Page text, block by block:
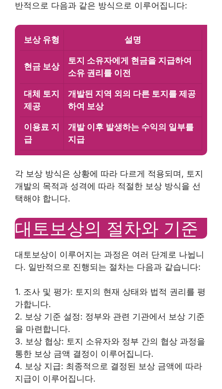
반적으로 다음과 같은 방식으로 이루어집니다:
보상 유형 설명
현금 보상
토지 소유자에게 현금을 지급하여
소유 권리를 이전
대체 토지
제공
개발된 지역 외의 다른 토지를 제공
하여 보상
이용료 지
급
개발 이후 발생하는 수익의 일부를
지급
각 보상 방식은 상황에 따라 다르게 적용되며, 토지
개발의 목적과 성격에 따라 적절한 보상 방식을 선
택해야 합니다.
대토보상의 절차와 기준
대토보상이 이루어지는 과정은 여러 단계로 나뉩니
다. 일반적으로 진행되는 절차는 다음과 같습니다:
1. 조사 및 평가: 토지의 현재 상태와 법적 권리를 평
가합니다.
2. 보상 기준 설정: 정부와 관련 기관에서 보상 기준
을 마련합니다.
3. 보상 협상: 토지 소유자와 정부 간의 협상 과정을
통한 보상 금액 결정이 이루어집니다.
4. 보상 지급: 최종적으로 결정된 보상 금액에 따라
지급이 이루어집니다.